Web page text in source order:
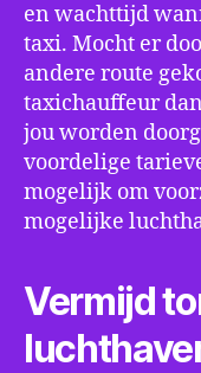
en wachttijd
taxi. Mocht er
andere route
taxichauffeur
jou worden
voordelige
mogelijk om
mogelijke
Vermijd